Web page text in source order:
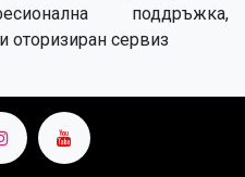
поддръжка,
оторизиран сервиз